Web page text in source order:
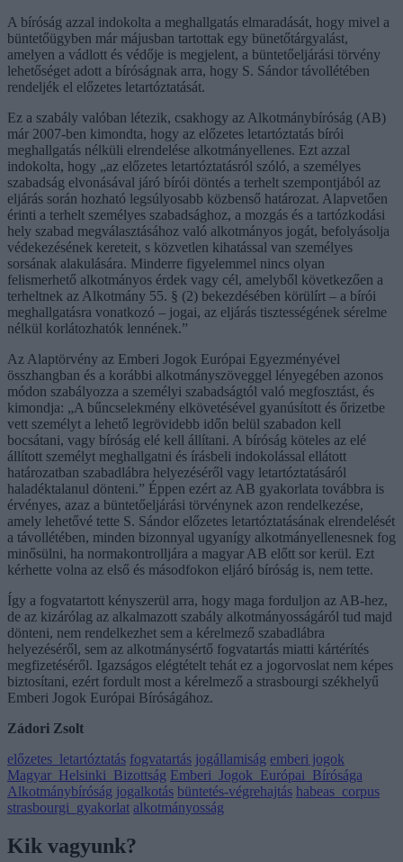
A bíróság azzal indokolta a meghallgatás elmaradását, hogy mivel a
büntetőügyben már májusban tartottak egy bünetőtárgyalást,
amelyen a vádlott és védője is megjelent, a büntetőeljárási törvény
lehetőséget adott a bíróságnak arra, hogy S. Sándor távollétében
rendeljék el előzetes letartóztatását.
Ez a szabály valóban létezik, csakhogy az Alkotmánybíróság (AB)
már 2007-ben kimondta, hogy az előzetes letartóztatás bírói
meghallgatás nélküli elrendelése alkotmányellenes. Ezt azzal
indokolta, hogy „az előzetes letartóztatásról szóló, a személyes
szabadság elvonásával járó bírói döntés a terhelt szempontjából az
eljárás során hozható legsúlyosabb közbenső határozat. Alapvetően
érinti a terhelt személyes szabadsághoz, a mozgás és a tartózkodási
hely szabad megválasztásához való alkotmányos jogát, befolyásolja
védekezésének kereteit, s közvetlen kihatással van személyes
sorsának alakulására. Minderre figyelemmel nincs olyan
felismerhető alkotmányos érdek vagy cél, amelyből következően a
terheltnek az Alkotmány 55. § (2) bekezdésében körülírt – a bírói
meghallgatásra vonatkozó – jogai, az eljárás tisztességének sérelme
nélkül korlátozhatók lennének.”
Az Alaptörvény az Emberi Jogok Európai Egyezményével
összhangban és a korábbi alkotmányszöveggel lényegében azonos
módon szabályozza a személyi szabadságtól való megfosztást, és
kimondja: „A bűncselekmény elkövetésével gyanúsított és őrizetbe
vett személyt a lehető legrövidebb időn belül szabadon kell
bocsátani, vagy bíróság elé kell állítani. A bíróság köteles az elé
állított személyt meghallgatni és írásbeli indokolással ellátott
határozatban szabadlábra helyezéséről vagy letartóztatásáról
haladéktalanul dönteni.” Éppen ezért az AB gyakorlata továbbra is
érvényes, azaz a büntetőeljárási törvénynek azon rendelkezése,
amely lehetővé tette S. Sándor előzetes letartóztatásának elrendelését
a távollétében, minden bizonnyal ugyanígy alkotmányellenesnek fog
minősülni, ha normakontrolljára a magyar AB előtt sor kerül. Ezt
kérhette volna az első és másodfokon eljáró bíróság is, nem tette.
Így a fogvatartott kényszerül arra, hogy maga forduljon az AB-hez,
de az kizárólag az alkalmazott szabály alkotmányosságáról tud majd
dönteni, nem rendelkezhet sem a kérelmező szabadlábra
helyezéséről, sem az alkotmánysértő fogvatartás miatti kártérítés
megfizetéséről. Igazságos elégtételt tehát ez a jogorvoslat nem képes
biztosítani, ezért fordult most a kérelmező a strasbourgi székhelyű
Emberi Jogok Európai Bíróságához.
Zádori Zsolt
előzetes_letartóztatás fogvatartás jogállamiság emberi jogok
Magyar_Helsinki_Bizottság Emberi_Jogok_Európai_Bírósága
Alkotmánybíróság jogalkotás büntetés-végrehajtás habeas_corpus
strasbourgi_gyakorlat alkotmányosság
Kik vagyunk?